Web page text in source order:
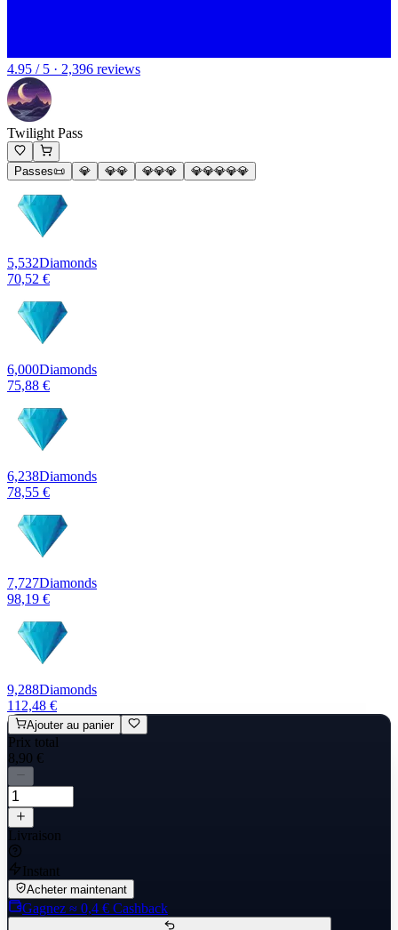
4.95 / 5 · 2,396 reviews
Twilight Pass
Passes📜 💎 💎💎 💎💎💎 💎💎💎💎💎
5,532Diamonds
70,52 €
6,000Diamonds
75,88 €
6,238Diamonds
78,55 €
7,727Diamonds
98,19 €
9,288Diamonds
112,48 €
Ajouter au panier
Prix total
8,90 €
Livraison
Instant
Acheter maintenant
Gagnez ≈ 0,4 € Cashback